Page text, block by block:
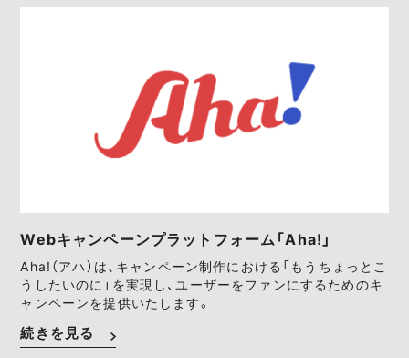
Webキャンペーンプラットフォーム「Aha!」
Aha!（アハ）は、キャンペーン制作における「もうちょっとこ
うしたいのに」を実現し、ユーザーをファンにするためのキ
ャンペーンを提供いたします。
続きを見る